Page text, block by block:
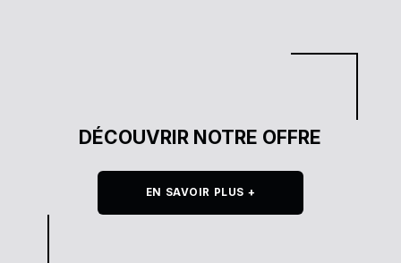
DÉCOUVRIR NOTRE OFFRE
EN SAVOIR PLUS +